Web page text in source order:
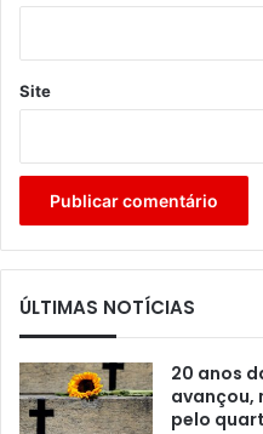
Site
ÚLTIMAS NOTÍCIAS
20 anos
avançou,
pelo